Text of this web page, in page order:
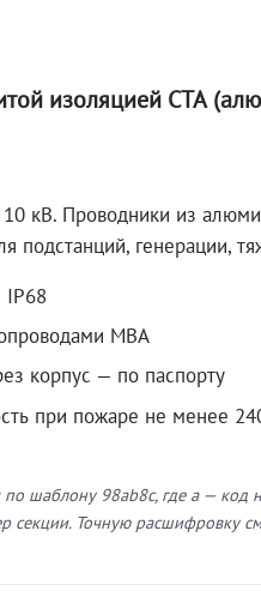
изоляцией СТА
кВ. Проводники из
подстанций, генерации,
IP68
МВА
корпус — по паспорту
при пожаре не менее
шаблону 98ab8c, где a — код
секции. Точную расшифровку